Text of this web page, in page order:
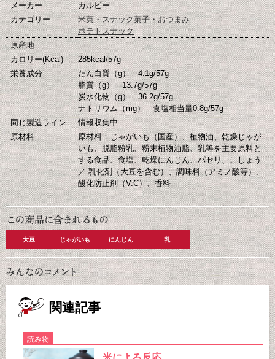
メーカー
カルビー
カテゴリー
米菓・スナック菓子・おつまみ
ポテトスナック
原産地
カロリー(Kcal)
285kcal/57g
栄養成分
たん白質（g） 4.1g/57g
脂質（g） 13.7g/57g
炭水化物（g） 36.2g/57g
ナトリウム（mg） 食塩相当量0.8g/57g
同じ製造ライン
情報収集中
原材料
原材料：じゃがいも（国産）、植物油、乾燥じゃが
いも、脱脂粉乳、粉末植物油脂、乳等を主要原料と
する食品、食塩、乾燥にんじん、パセリ、こしょう
／ 乳化剤（大豆を含む）、調味料（アミノ酸等）、
酸化防止剤（V.C）、香料
大豆 じゃがいも にんじん 乳
関連記事
読み物